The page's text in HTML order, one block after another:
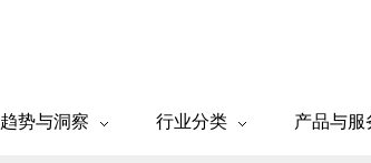
趋势与洞察 行业分类 产品与服